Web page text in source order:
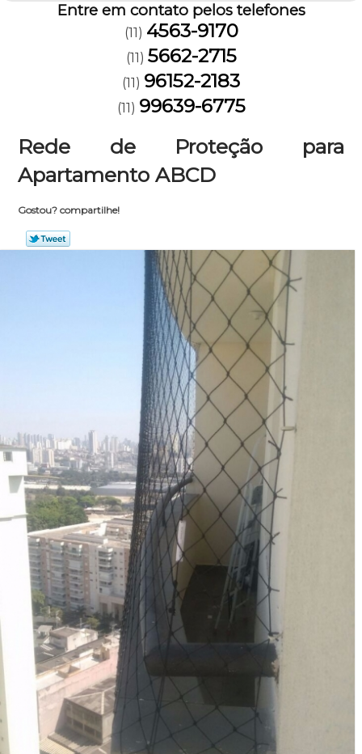
Entre em contato pelos telefones
(11) 4563-9170
(11) 5662-2715
(11) 96152-2183
(11) 99639-6775
Rede de Proteção para
Apartamento ABCD
Gostou? compartilhe!